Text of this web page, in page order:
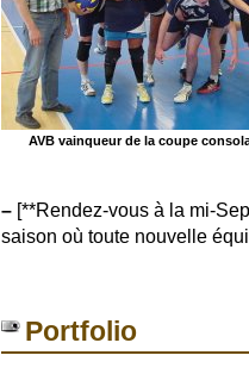
AVB vainqueur de la coupe
– [**Rendez-vous à la mi-
saison où toute nouvelle
Portfolio